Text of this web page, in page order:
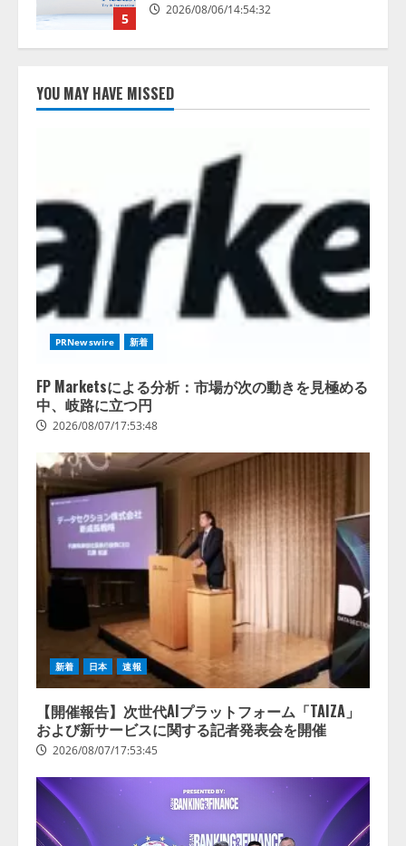
1
2026/08/07/17:53:45
し、AIから設定操作できる機能を
拡充
【2026年企業のAI導入・活用に関
する調査】AIを組織として導入で
きている企業は26.8％。AI導入企
業の68.0％が、自社でのAI導入・
活用は「上手くいっている」と回
答
2026/08/07/13:53:50
ナレッジワーク、AIエンジニア油
井 誠（@myui）が入社。「セール
スAIエージェントOS」「営業領域
の業界特化LLM」の開発とAI研究
2026/08/07/10:54:31
YOU MAY HAVE MISSED
PRNewswire 新着
FP Marketsによる分析：市場が次の動きを見極める
中、岐路に立つ円
2026/08/07/17:53:48
新着 日本 速報
【開催報告】次世代AIプラットフォーム「TAIZA」
および新サービスに関する記者発表会を開催
2026/08/07/17:53:45